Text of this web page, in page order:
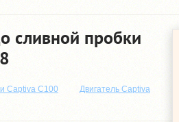
сливной пробки
Captiva C100
Двигатель Captiva